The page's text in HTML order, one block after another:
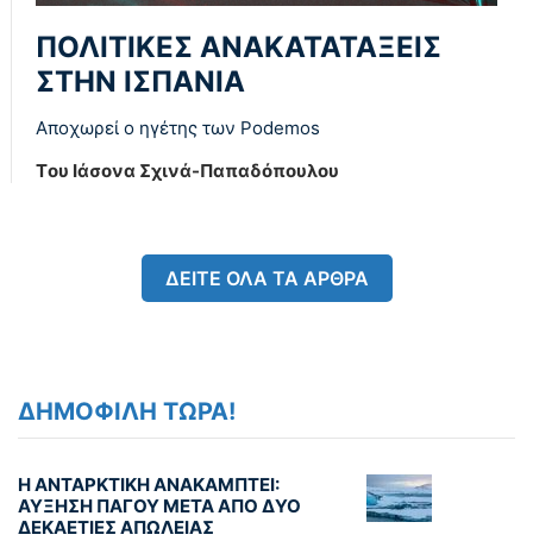
ΠΟΛΙΤΙΚΕΣ ΑΝΑΚΑΤΑΤΑΞΕΙΣ
ΣΤΗΝ ΙΣΠΑΝΙΑ
Αποχωρεί ο ηγέτης των Podemos
Tου Ιάσονα Σχινά-Παπαδόπουλου
ΔΕΙΤΕ ΟΛΑ ΤΑ ΑΡΘΡΑ
ΔΗΜΟΦΙΛΗ ΤΩΡΑ!
Η ΑΝΤΑΡΚΤΙΚΗ ΑΝΑΚΑΜΠΤΕΙ:
ΑΥΞΗΣΗ ΠΑΓΟΥ ΜΕΤΑ ΑΠΟ ΔΥΟ
ΔΕΚΑΕΤΙΕΣ ΑΠΩΛΕΙΑΣ